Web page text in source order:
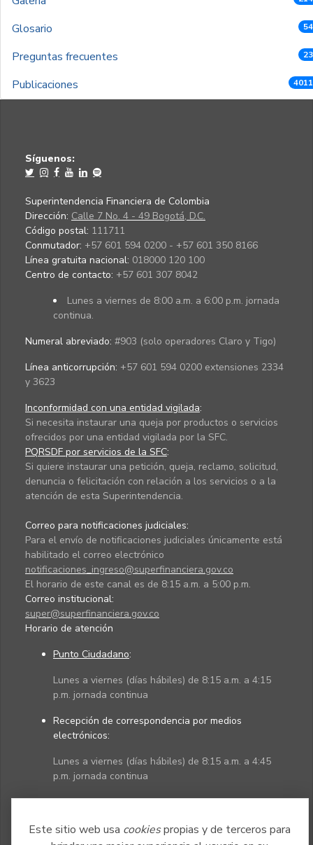
Este sitio web usa cookiespropias y de terceros para
Glosario
Preguntas frecuentes
Publicaciones
Síguenos:
Superintendencia Financiera de Colombia
Dirección: Calle 7 No. 4 - 49 Bogotá, D.C.
Código postal: 111711
Conmutador: +57 601 594 0200 - +57 601 350 8166
Línea gratuita nacional: 018000 120 100
Centro de contacto: +57 601 307 8042
Lunes a viernes de 8:00 a.m. a 6:00 p.m. jornada
continua.
Numeral abreviado: #903 (solo operadores Claro y Tigo)
Línea anticorrupción: +57 601 594 0200 extensiones 2334
y 3623
Inconformidad con una entidad vigilada:
Si necesita instaurar una queja por productos o servicios
ofrecidos por una entidad vigilada por la SFC.
PQRSDF por servicios de la SFC:
Si quiere instaurar una petición, queja, reclamo, solicitud,
denuncia o felicitación con relación a los servicios o a la
atención de esta Superintendencia.
Correo para notificaciones judiciales:
Para el envío de notificaciones judiciales únicamente está
habilitado el correo electrónico
notificaciones_ingreso@superfinanciera.gov.co
El horario de este canal es de 8:15 a.m. a 5:00 p.m.
Correo institucional:
super@superfinanciera.gov.co
Horario de atención
Punto Ciudadano:
Lunes a viernes (días hábiles) de 8:15 a.m. a 4:15
p.m. jornada continua
Recepción de correspondencia por medios
electrónicos:
Lunes a viernes (días hábiles) de 8:15 a.m. a 4:45
p.m. jornada continua